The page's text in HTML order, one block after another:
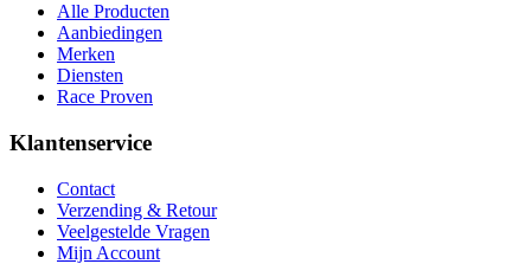
Alle Producten
Aanbiedingen
Merken
Diensten
Race Proven
Klantenservice
Contact
Verzending & Retour
Veelgestelde Vragen
Mijn Account